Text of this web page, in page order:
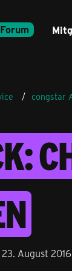
Forum
congstar
23. August